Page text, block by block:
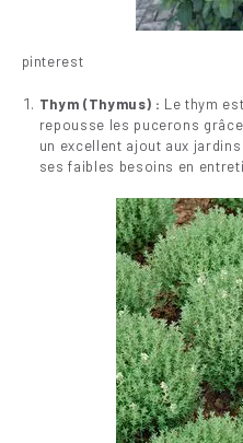
pinterest
Thym (Thymus) : Le thym
repousse les pucerons
un excellent ajout aux
ses faibles besoins en